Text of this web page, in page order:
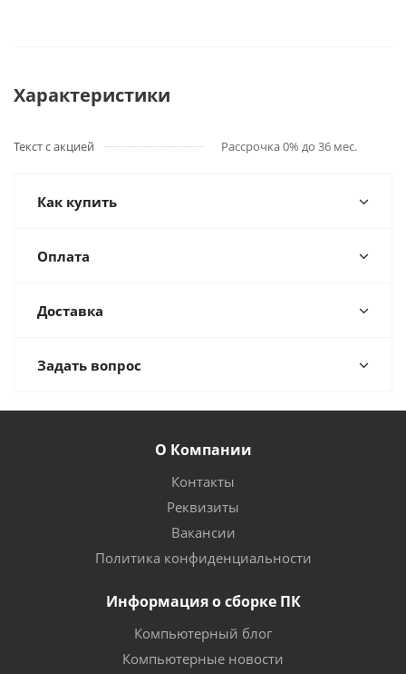
Характеристики
Текст с акцией Рассрочка 0% до 36 мес.
Как купить
Оплата
Доставка
Задать вопрос
О Компании
Контакты
Реквизиты
Вакансии
Политика конфиденциальности
Информация о сборке ПК
Компьютерный блог
Компьютерные новости